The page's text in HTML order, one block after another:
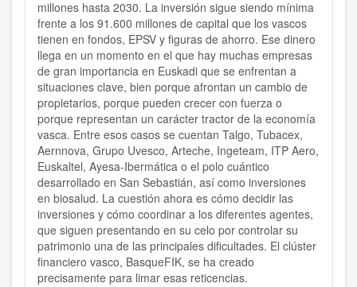
millones hasta 2030. La inversión sigue siendo mínima
frente a los 91.600 millones de capital que los vascos
tienen en fondos, EPSV y figuras de ahorro. Ese dinero
llega en un momento en el que hay muchas empresas
de gran importancia en Euskadi que se enfrentan a
situaciones clave, bien porque afrontan un cambio de
propietarios, porque pueden crecer con fuerza o
porque representan un carácter tractor de la economía
vasca. Entre esos casos se cuentan Talgo, Tubacex,
Aernnova, Grupo Uvesco, Arteche, Ingeteam, ITP Aero,
Euskaltel, Ayesa-Ibermática o el polo cuántico
desarrollado en San Sebastián, así como inversiones
en biosalud. La cuestión ahora es cómo decidir las
inversiones y cómo coordinar a los diferentes agentes,
que siguen presentando en su celo por controlar su
patrimonio una de las principales dificultades. El clúster
financiero vasco, BasqueFIK, se ha creado
precisamente para limar esas reticencias.